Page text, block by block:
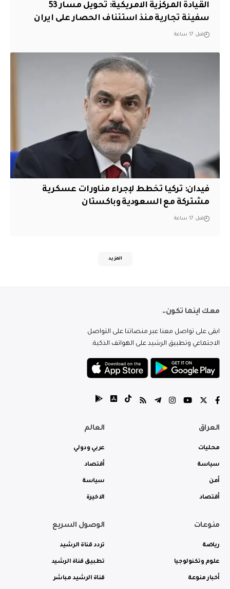
القيادة المركزية الامريكية: تحويل مسار 53
سفينة تجارية منذ استئناف الحصار على ايران
قبل 17 ساعة
فيدان: تركيا تخطط لإجراء مناورات عسكرية
مشتركة مع السعودية وباكستان
قبل 17 ساعة
المزيد
معك اينما تكون..
ابقى على تواصل معنا عبر منصاتنا على التواصل
الاجتماعي وتطبيق الرشيد على الهواتف الذكية.
العراق
محليات
سياسة
أمن
أقتصاد
العالم
عربي ودولي
أقتصاد
سياسة
الاخيرة
منوعات
رياضة
علوم وتكنولوجيا
أخبار منوعة
الوصول السريع
تردد قناة الرشيد
تطبيق قناة الرشيد
قناة الرشيد مباشر